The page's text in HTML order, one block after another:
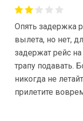
Опять задержка
вылета, но нет,
задержат рейс
трапу подавать.
никогда не
прилетите